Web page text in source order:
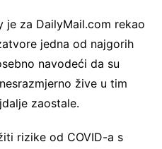
je za DailyMail.com rekao
jedna od najgorih
navodeći da su
žive u tim
zaostale.
rizike od COVID-a s